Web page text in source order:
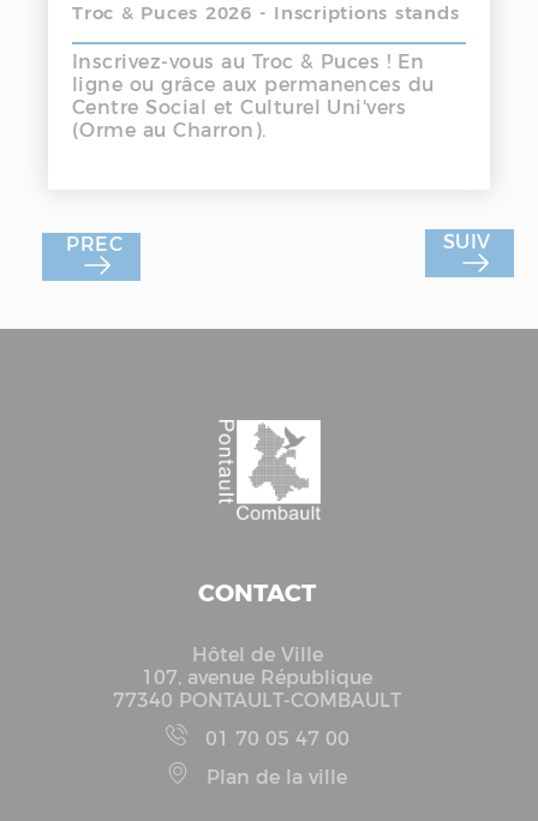
Troc & Puces 2026 - Inscriptions stands
Inscrivez-vous au Troc & Puces ! En
ligne ou grâce aux permanences du
Centre Social et Culturel Uni'vers
(Orme au Charron).
CONTACT
Hôtel de Ville
107, avenue République
77340 PONTAULT-COMBAULT
01 70 05 47 00
Plan de la ville